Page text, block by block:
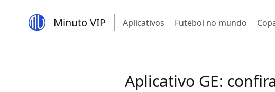
Minuto VIP Aplicativos Futebol no mundo
Aplicativo GE: